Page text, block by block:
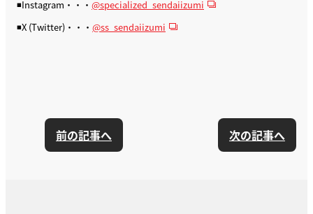
◾️Instagram・・・ @specialized_sendaiizumi
◾️X (Twitter)・・・ @ss_sendaiizumi
前の記事へ 次の記事へ